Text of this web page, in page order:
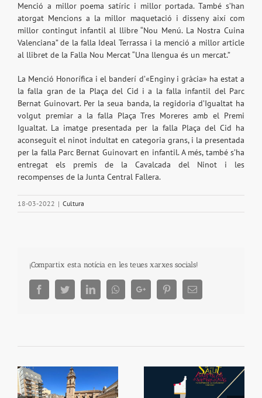
Menció a millor poema satíric i millor portada. També s’han
atorgat Mencions a la millor maquetació i disseny així com
millor contingut infantil al llibre “Nou Menú. La Nostra Cuina
Valenciana” de la falla Ideal Terrassa i la menció a millor article
al llibret de la Falla Nou Mercat “Una llengua és un mercat.”
La Menció Honorífica i el banderí d’«Enginy i gràcia» ha estat a
la falla gran de la Plaça del Cid i a la falla infantil del Parc
Bernat Guinovart. Per la seua banda, la regidoria d’Igualtat ha
volgut premiar a la falla Plaça Tres Moreres amb el Premi
Igualtat. La imatge presentada per la falla Plaça del Cid ha
aconseguit el ninot indultat en categoria grans, i la presentada
per la falla Parc Bernat Guinovart en infantil. A més, també s’ha
entregat els premis de la Cavalcada del Ninot i les
recompenses de la Junta Central Fallera.
18-03-2022 | Cultura
¡Compartix esta notícia en les teues xarxes socials!
FacebookTwitterLinkedInWhatsappGoogle+ PinterestEmail